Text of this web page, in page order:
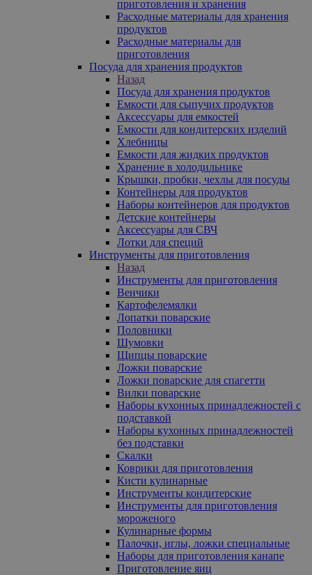
приготовления и хранения
Расходные материалы для хранения
продуктов
Расходные материалы для
приготовления
Посуда для хранения продуктов
Назад
Посуда для хранения продуктов
Емкости для сыпучих продуктов
Аксессуары для емкостей
Емкости для кондитерских изделий
Хлебницы
Емкости для жидких продуктов
Хранение в холодильнике
Крышки, пробки, чехлы для посуды
Контейнеры для продуктов
Наборы контейнеров для продуктов
Детские контейнеры
Аксессуары для СВЧ
Лотки для специй
Инструменты для приготовления
Назад
Инструменты для приготовления
Венчики
Картофелемялки
Лопатки поварские
Половники
Шумовки
Щипцы поварские
Ложки поварские
Ложки поварские для спагетти
Вилки поварские
Наборы кухонных принадлежностей с
подставкой
Наборы кухонных принадлежностей
без подставки
Скалки
Коврики для приготовления
Кисти кулинарные
Инструменты кондитерские
Инструменты для приготовления
мороженого
Кулинарные формы
Палочки, иглы, ложки специальные
Наборы для приготовления канапе
Приготовление яиц